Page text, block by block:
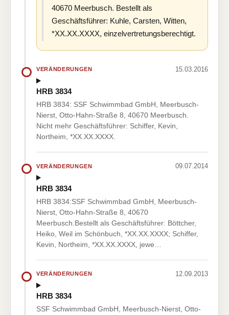
40670 Meerbusch. Bestellt als
Geschäftsführer: Kuhle, Carsten, Witten,
*XX.XX.XXXX, einzelvertretungsberechtigt.
VERÄNDERUNGEN 15.03.2016
HRB 3834
HRB 3834: SSF Schwimmbad GmbH, Meerbusch-
Nierst, Otto-Hahn-Straße 8, 40670 Meerbusch.
Nicht mehr Geschäftsführer: Schiffer, Kevin,
Northeim, *XX.XX.XXXX.
VERÄNDERUNGEN 09.07.2014
HRB 3834
HRB 3834:SSF Schwimmbad GmbH, Meerbusch-
Nierst, Otto-Hahn-Straße 8, 40670
Meerbusch.Bestellt als Geschäftsführer: Böttcher,
Heiko, Weil im Schönbuch, *XX.XX.XXXX; Schiffer,
Kevin, Northeim, *XX.XX.XXXX, jewe…
VERÄNDERUNGEN 12.09.2013
HRB 3834
SSF Schwimmbad GmbH, Meerbusch-Nierst, Otto-